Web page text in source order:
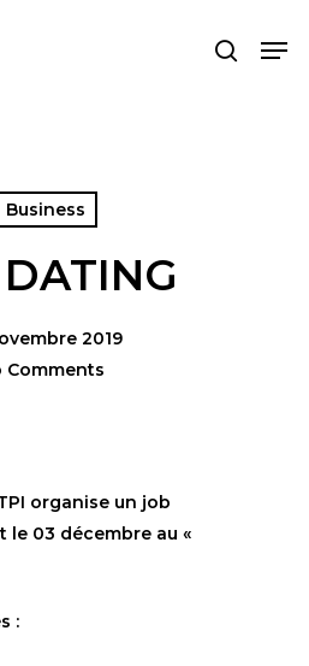
search
Business
2019
Comments
organise un job
le 03 décembre au «
: